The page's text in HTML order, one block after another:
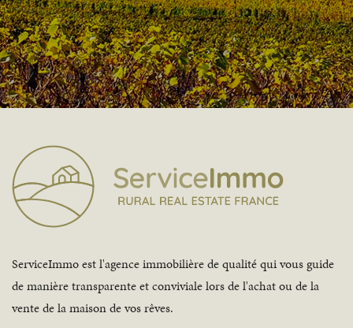
ServiceImmo est l'agence immobilière de qualité qui vous guide
de manière transparente et conviviale lors de l'achat ou de la
vente de la maison de vos rêves.